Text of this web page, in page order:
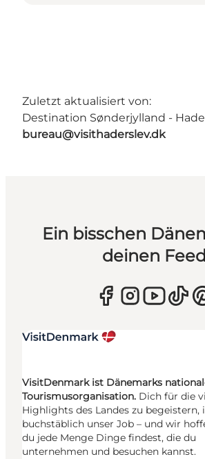
Zuletzt aktualisiert von:
Destination Sønderjylland -
bureau@visithaderslev.dk
Ein bisschen
deinen Feed
VisitDenmark ist Dänemarks
Tourismusorganisation. Dich für die
Highlights des Landes zu begeistern,
buchstäblich unser Job – und wir
du jede Menge Dinge findest, die du
unternehmen und besuchen kannst.